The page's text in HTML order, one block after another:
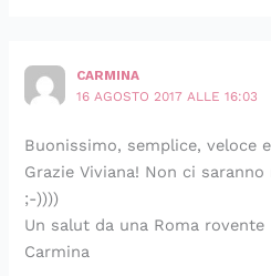
CARMINA
16 AGOSTO 2017 ALLE 16:03
Buonissimo, semplice, veloce
Grazie Viviana! Non ci
;-))))
Un salut da una Roma rovente
Carmina